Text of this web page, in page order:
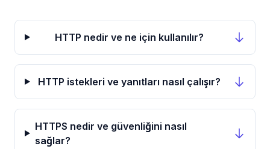
HTTP nedir ve ne için kullanılır?
HTTP istekleri ve yanıtları nasıl çalışır?
HTTPS nedir ve güvenliğini nasıl
sağlar?